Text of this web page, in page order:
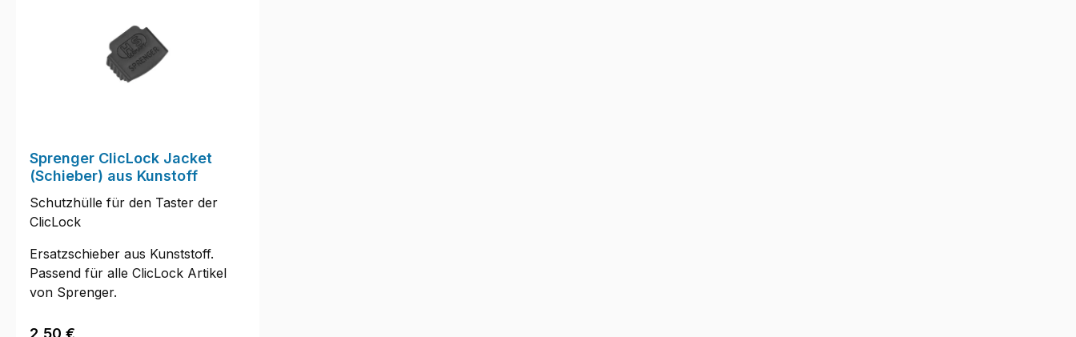
Sprenger ClicLock Jacket
(Schieber) aus Kunstoff
Schutzhülle für den Taster der
ClicLock
Ersatzschieber aus Kunststoff.
Passend für alle ClicLock Artikel
von Sprenger.
Regulärer Preis:
2,50 €